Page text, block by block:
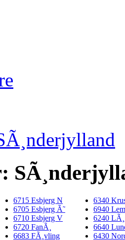
6715 Esbjerg N
6705 Esbjerg Ã˜
6710 Esbjerg V
6720 FanÃ¸
6683 FÃ¸vling
6340
6940
6240
6640
6430